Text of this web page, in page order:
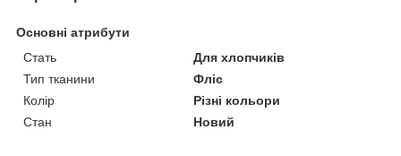
Основні атрибути
Стать
Для хлопчиків
Тип тканини
Фліс
Колір
Різні кольори
Стан
Новий